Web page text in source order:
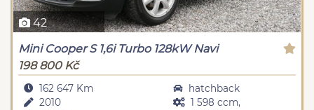
42
Mini Cooper S 1,6i Turbo 128kW Navi
198 800 Kč
162 647 Km
2010
hatchback
1 598 ccm,